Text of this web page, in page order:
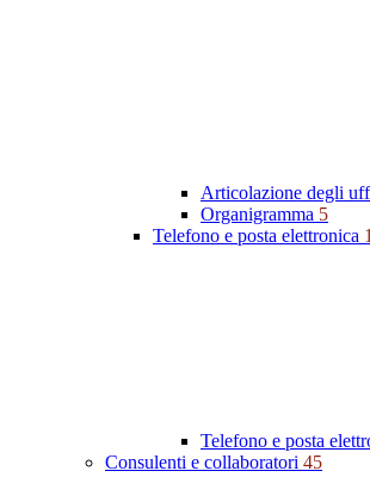
Articolazione degli
Organigramma 5
Telefono e posta elettronica 1
Telefono e posta
Consulenti e collaboratori 45